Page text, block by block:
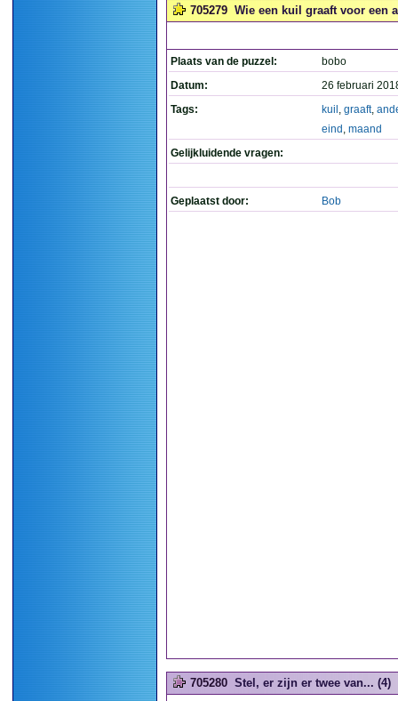
705279 Wie een kuil graaft voor een
Plaats van de puzzel:
bobo
Datum:
26 februari
Tags:
kuil , graaft,
eind , maand
Gelijkluidende vragen:
Geplaatst door: Bob
705280 Stel, er zijn er twee van... (4)